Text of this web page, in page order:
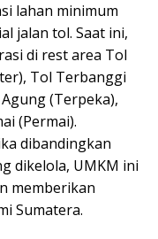
lahan minimum
jalan tol. Saat ini,
di rest area Tol
Tol Terbanggi
(Terpeka),
(Permai).
dibandingkan
dikelola, UMKM ini
memberikan
Sumatera.